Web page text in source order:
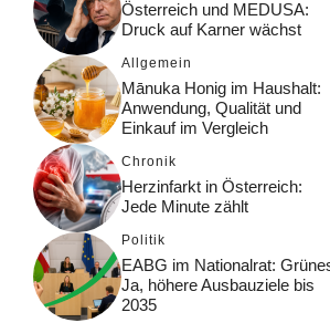
Österreich und MEDUSA:
Druck auf Karner wächst
Allgemein
Mānuka Honig im Haushalt:
Anwendung, Qualität und
Einkauf im Vergleich
Chronik
Herzinfarkt in Österreich:
Jede Minute zählt
Politik
EABG im Nationalrat:
Ja, höhere Ausbauziele bis
2035